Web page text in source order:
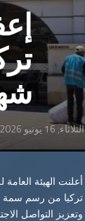
الثلاثاء, 16 يونيو 2026
أعلنت الهيئة
تركيا من رسم سمة
وتعزيز التواصل